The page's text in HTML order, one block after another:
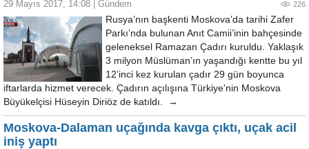
29 Mayıs 2017, 14:08 Gündem 226
Rusya’nın başkenti Moskova’da tarihi Zafer
Parkı’nda bulunan Anıt Camii’inin bahçesinde
geleneksel Ramazan Çadırı kuruldu. Yaklaşık
3 milyon Müslüman’ın yaşandığı kentte bu yıl
12’inci kez kurulan çadır 29 gün boyunca
iftarlarda hizmet verecek. Çadırın açılışına Türkiye'nin Moskova
Büyükelçisi Hüseyin Diriöz de katıldı. →
Moskova-Dalaman uçağında kavga çıktı, uçak acil
iniş yaptı